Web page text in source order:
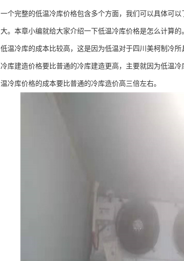
一个完整的低温冷库价格包含多个方面，我们可以具体可
大。本章小编就给大家介绍一下低温冷库价格是怎么计算的
低温冷库的成本比较高，这是因为低温对于四川美柯制冷
冷库建造价格要比普通的冷库建造更高，主要就因为低温
温冷库价格的成本要比普通的冷库造价高三倍左右。